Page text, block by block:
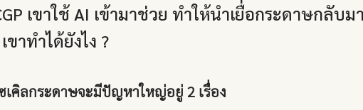
เขาใช้ AI เข้ามาช่วย ทำให้นำเยื่อกระดาษกลับม
ขาทำได้ยังไง ?
เคิลกระดาษจะมีปัญหาใหญ่อยู่ 2 เรื่อง